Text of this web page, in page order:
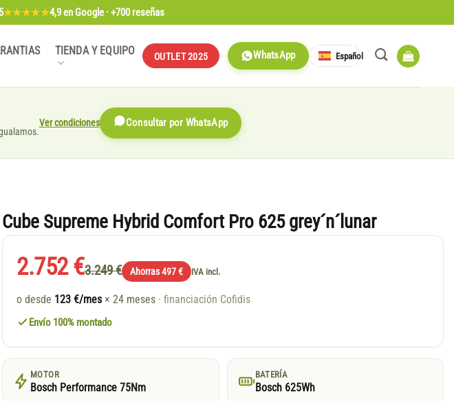
★★★★★4,9en Google · +700 reseñas
TIENDA Y EQUIPO OUTLET 2025 WhatsApp Español
Ver condiciones Consultar por WhatsApp
Cube Supreme Hybrid Comfort Pro 625 grey´n´lunar
2.752 €3.249 € Ahorras 497 € IVA incl.
o desde 123 €/mes × 24 meses · financiación Cofidis
Envío 100% montado
MOTOR
Bosch Performance 75Nm
BATERÍA
Bosch 625Wh